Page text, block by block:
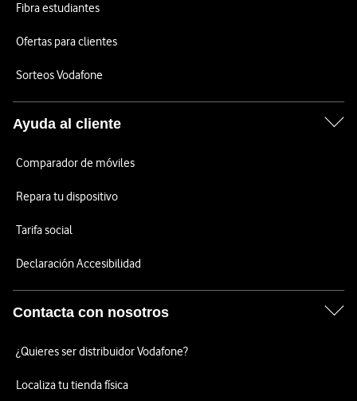
Fibra estudiantes
Ofertas para clientes
Sorteos Vodafone
Ayuda al cliente
Comparador de móviles
Repara tu dispositivo
Tarifa social
Declaración Accesibilidad
Contacta con nosotros
¿Quieres ser distribuidor Vodafone?
Localiza tu tienda física